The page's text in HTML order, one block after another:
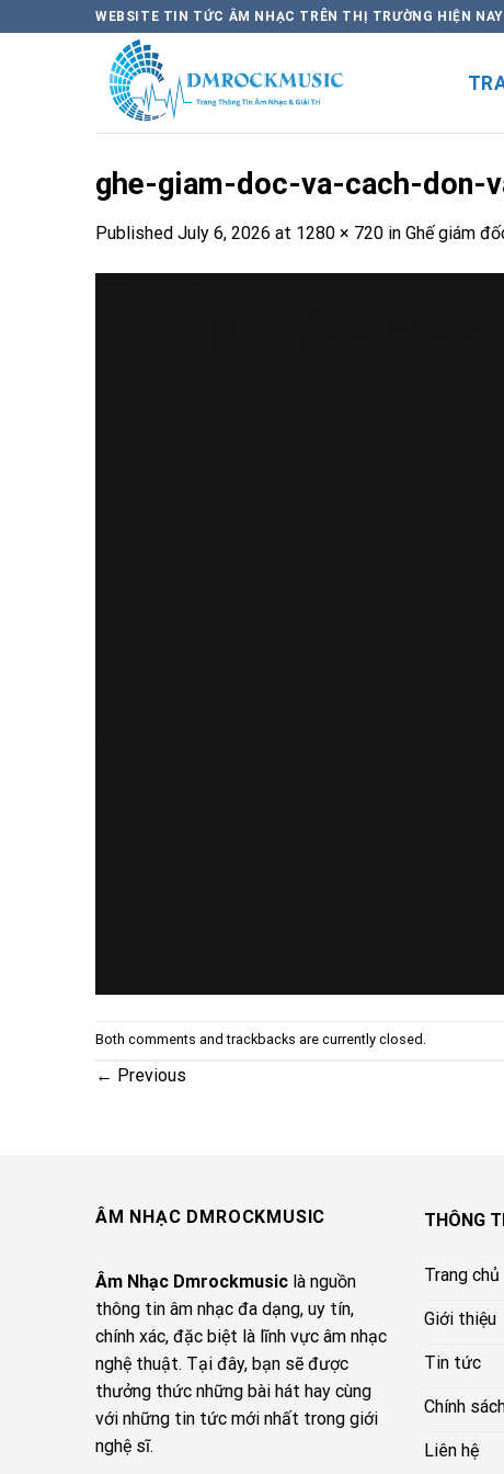
WEBSITE TIN TỨC ÂM NHẠC TRÊN THỊ TRƯỜNG HIỆN NAY
ghe-giam-doc-va-cach-don-
Published July 6, 2026 at 1280 × 720 in Ghế giám
Both comments and trackbacks are currently closed.
← Previous
ÂM NHẠC DMROCKMUSIC
Âm Nhạc Dmrockmusic là nguồn
thông tin âm nhạc đa dạng, uy tín,
chính xác, đặc biệt là lĩnh vực âm nhạc
nghệ thuật. Tại đây, bạn sẽ được
thưởng thức những bài hát hay cùng
với những tin tức mới nhất trong giới
nghệ sĩ.
THÔNG
Trang chủ
Giới thiệu
Tin tức
Chính
Liên hệ